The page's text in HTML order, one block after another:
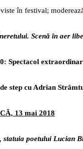
în festival;
Scenă în aer
Spectacol
step cu Adrian
13 mai 2018
statuia poetului Lucian